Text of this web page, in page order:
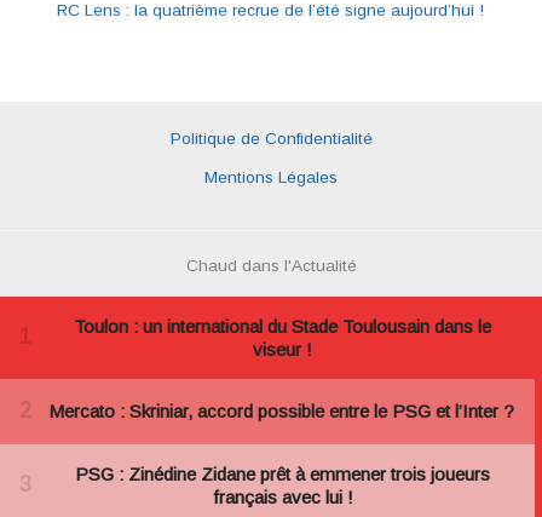
RC Lens : la quatrième recrue de l’été signe aujourd’hui !
Politique de Confidentialité
Mentions Légales
Chaud dans l'Actualité